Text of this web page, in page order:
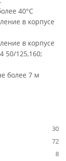
40°C
в корпусе
в корпусе
50/125,160;
более 7 м
30
72
8